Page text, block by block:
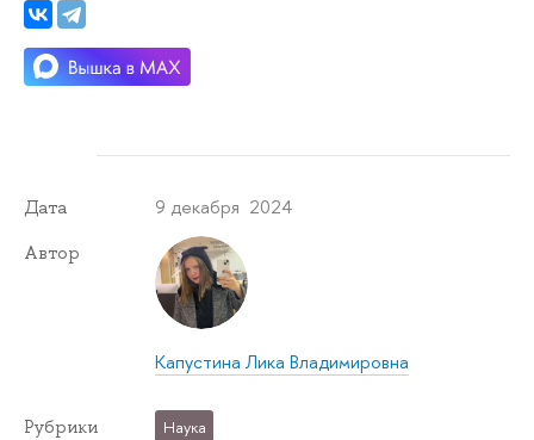
Дата 9 декабря 2024
Автор
Капустина Лика Владимировна
Рубрики Наука